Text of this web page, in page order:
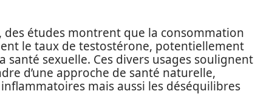
des études montrent que la consommation
le taux de testostérone, potentiellement
sexuelle. Ces divers usages soulignent
d’une approche de santé naturelle,
mais aussi les déséquilibres